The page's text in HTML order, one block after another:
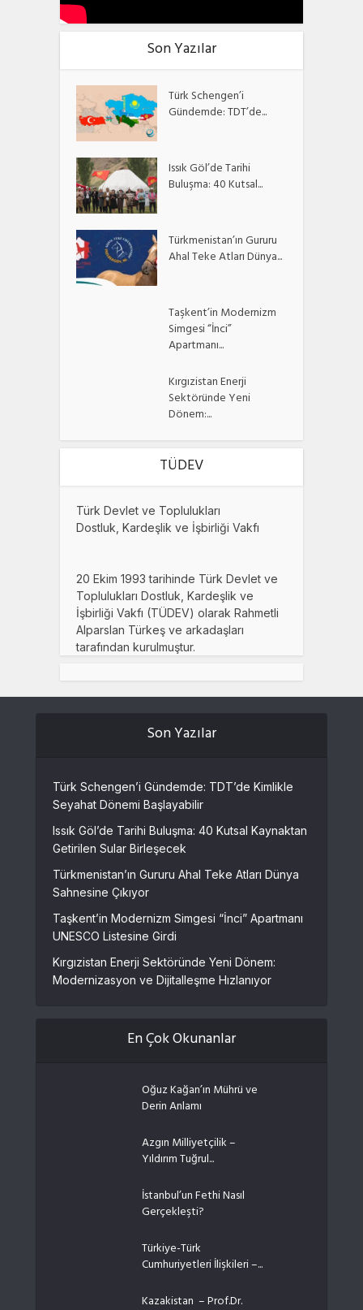
Son Yazılar
Türk Schengen’i
Gündemde: TDT’de...
Issık Göl’de Tarihi
Buluşma: 40 Kutsal...
Türkmenistan’ın Gururu
Ahal Teke Atları Dünya...
Taşkent’in Modernizm
Simgesi “İnci”
Apartmanı...
Kırgızistan Enerji
Sektöründe Yeni
Dönem:...
TÜDEV
Türk Devlet ve Toplulukları
Dostluk, Kardeşlik ve İşbirliği Vakfı
20 Ekim 1993 tarihinde Türk Devlet ve
Toplulukları Dostluk, Kardeşlik ve
İşbirliği Vakfı (TÜDEV) olarak Rahmetli
Alparslan Türkeş ve arkadaşları
tarafından kurulmuştur.
Son Yazılar
Türk Schengen’i Gündemde: TDT’de Kimlikle
Seyahat Dönemi Başlayabilir
Issık Göl’de Tarihi Buluşma: 40 Kutsal Kaynaktan
Getirilen Sular Birleşecek
Türkmenistan’ın Gururu Ahal Teke Atları Dünya
Sahnesine Çıkıyor
Taşkent’in Modernizm Simgesi “İnci” Apartmanı
UNESCO Listesine Girdi
Kırgızistan Enerji Sektöründe Yeni Dönem:
Modernizasyon ve Dijitalleşme Hızlanıyor
En Çok Okunanlar
Oğuz Kağan’ın Mührü ve
Derin Anlamı
Azgın Milliyetçilik –
Yıldırım Tuğrul...
İstanbul’un Fethi Nasıl
Gerçekleşti?
Türkiye-Türk
Cumhuriyetleri İlişkileri –...
Kazakistan – Prof.Dr.